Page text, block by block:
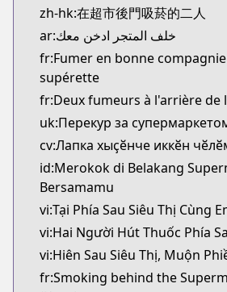
zh-hk:在超市後門吸菸的二人
ar:خلف المتجر ادخن معك
fr:Fumer en bonne
supérette
fr:Deux fumeurs à l'arrière de
uk:Перекур за
cv:Лапка хыҫӗнче иккӗн
id:Merokok di Belakang
Bersamamu
vi:Tại Phía Sau Siêu Thị Cùng
vi:Hai Người Hút Thuốc Phía
vi:Hiên Sau Siêu Thị, Muộn
fr:Smoking behind the